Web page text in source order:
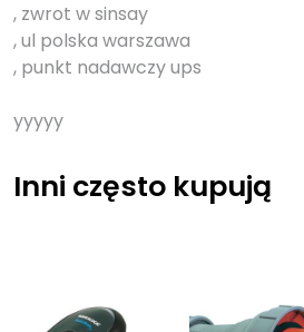
, zwrot w sinsay
, ul polska warszawa
, punkt nadawczy ups
yyyyy
Inni często kupują